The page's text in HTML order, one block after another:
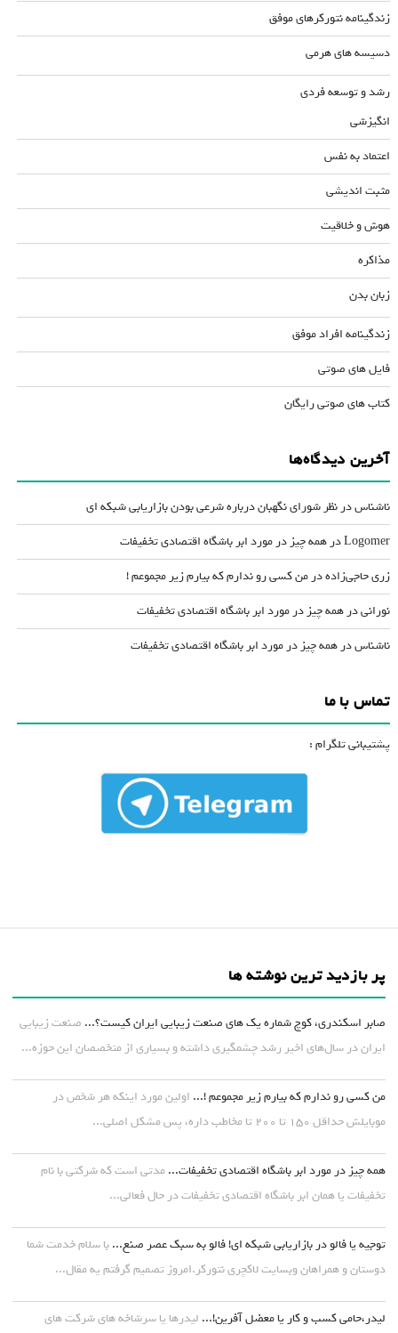
زندگینامه نتورکرهای موفق
دسیسه های هرمی
رشد و توسعه فردی
انگیزشی
اعتماد به نفس
مثبت اندیشی
هوش و خلاقیت
مذاکره
زبان بدن
زندگینامه افراد موفق
فایل های صوتی
کتاب های صوتی رایگان
آخرین دیدگاه‌ها
ناشناسدرنظر شورای نگهبان درباره شرعی بودن بازاریابی شبکه ای
Logomerدرهمه چیز در مورد ابر باشگاه اقتصادی تخفیفات
زری حاجی‌زادهدرمن کسی رو ندارم که بیارم زیر مجموعم !
نورانیدرهمه چیز در مورد ابر باشگاه اقتصادی تخفیفات
ناشناسدرهمه چیز در مورد ابر باشگاه اقتصادی تخفیفات
تماس با ما
پشتیبانی تلگرام :
پر بازدید ترین نوشته ها
صابر اسکندری، کوچ شماره یک های صنعت زیبایی ایران کیست؟... صنعت زیبایی
ایران در سال‌های اخیر رشد چشمگیری داشته و بسیاری از متخصصان این حوزه...
من کسی رو ندارم که بیارم زیر مجموعم !... اولین مورد اینکه هر شخص در
موبایلش حداقل ۱۵۰ تا ۲۰۰ تا مخاطب داره، پس مشکل اصلی...
همه چیز در مورد ابر باشگاه اقتصادی تخفیفات... مدتی است که شرکتی با نام
تخفیفات یا همان ابر باشگاه اقتصادی تخفیفات در حال فعالی...
توجیه یا فالو در بازاریابی شبکه ای! فالو به سبک عصر صنع... با سلام خدمت شما
دوستان و همراهان وبسایت لاکچری نتورکر.امروز تصمیم گرفتم یه مقال...
لیدر،حامی کسب و کار یا معضل آفرین!... لیدرها یا سرشاخه های شرکت های